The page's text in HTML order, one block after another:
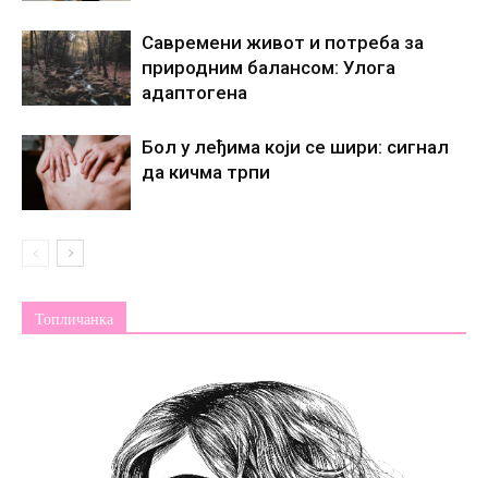
Савремени живот и потреба за
природним балансом: Улога
адаптогена
Бол у леђима који се шири: сигнал
да кичма трпи
Топличанка